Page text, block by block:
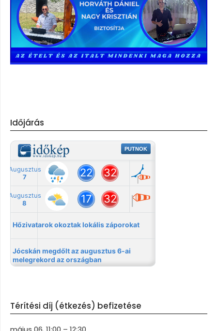
Időjárás
Térítési díj (étkezés) befizetése